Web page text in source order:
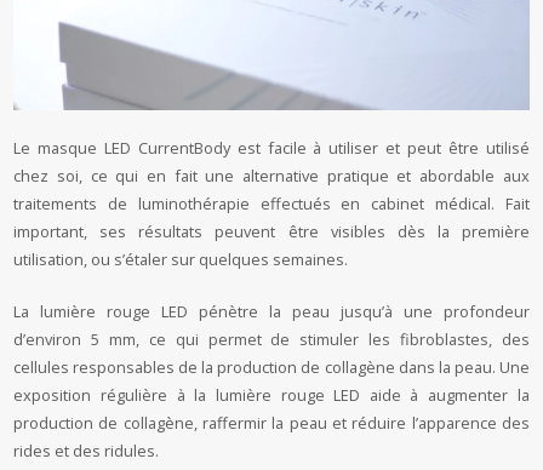
Le masque LED CurrentBody est facile à utiliser et peut être utilisé
chez soi, ce qui en fait une alternative pratique et abordable aux
traitements de luminothérapie effectués en cabinet médical. Fait
important, ses résultats peuvent être visibles dès la première
utilisation, ou s’étaler sur quelques semaines.
La lumière rouge LED pénètre la peau jusqu’à une profondeur
d’environ 5 mm, ce qui permet de stimuler les fibroblastes, des
cellules responsables de la production de collagène dans la peau. Une
exposition régulière à la lumière rouge LED aide à augmenter la
production de collagène, raffermir la peau et réduire l’apparence des
rides et des ridules.